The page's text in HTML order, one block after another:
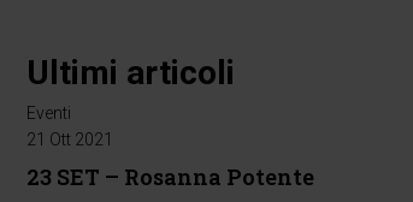
Ultimi articoli
Eventi
21 Ott 2021
23 SET – Rosanna Potente